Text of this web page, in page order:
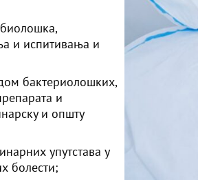
и испитивања и
бактериолошких,
и
и општу
упутстава у
болести;